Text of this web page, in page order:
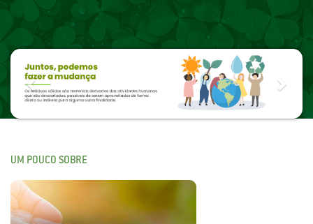
Next
UM POUCO SOBRE